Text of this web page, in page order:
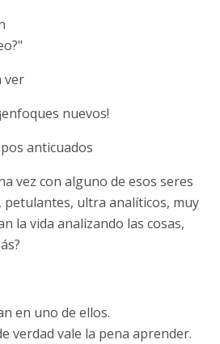
ver
nuevos!
anticuados
vez con alguno de esos seres
ultra analíticos, muy
la vida analizando las cosas,
en uno de ellos.
verdad vale la pena aprender.